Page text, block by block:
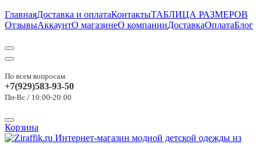
ГлавнаяДоставка и оплатаКонтактыТАБЛИЦА РАЗМЕРОВ
ОтзывыАккаунтО магазинеО компанииДоставкаОплатаБлог
По всем вопросам
+7(929)583-93-50
Пн-Вс / 10:00-20:00
Корзина